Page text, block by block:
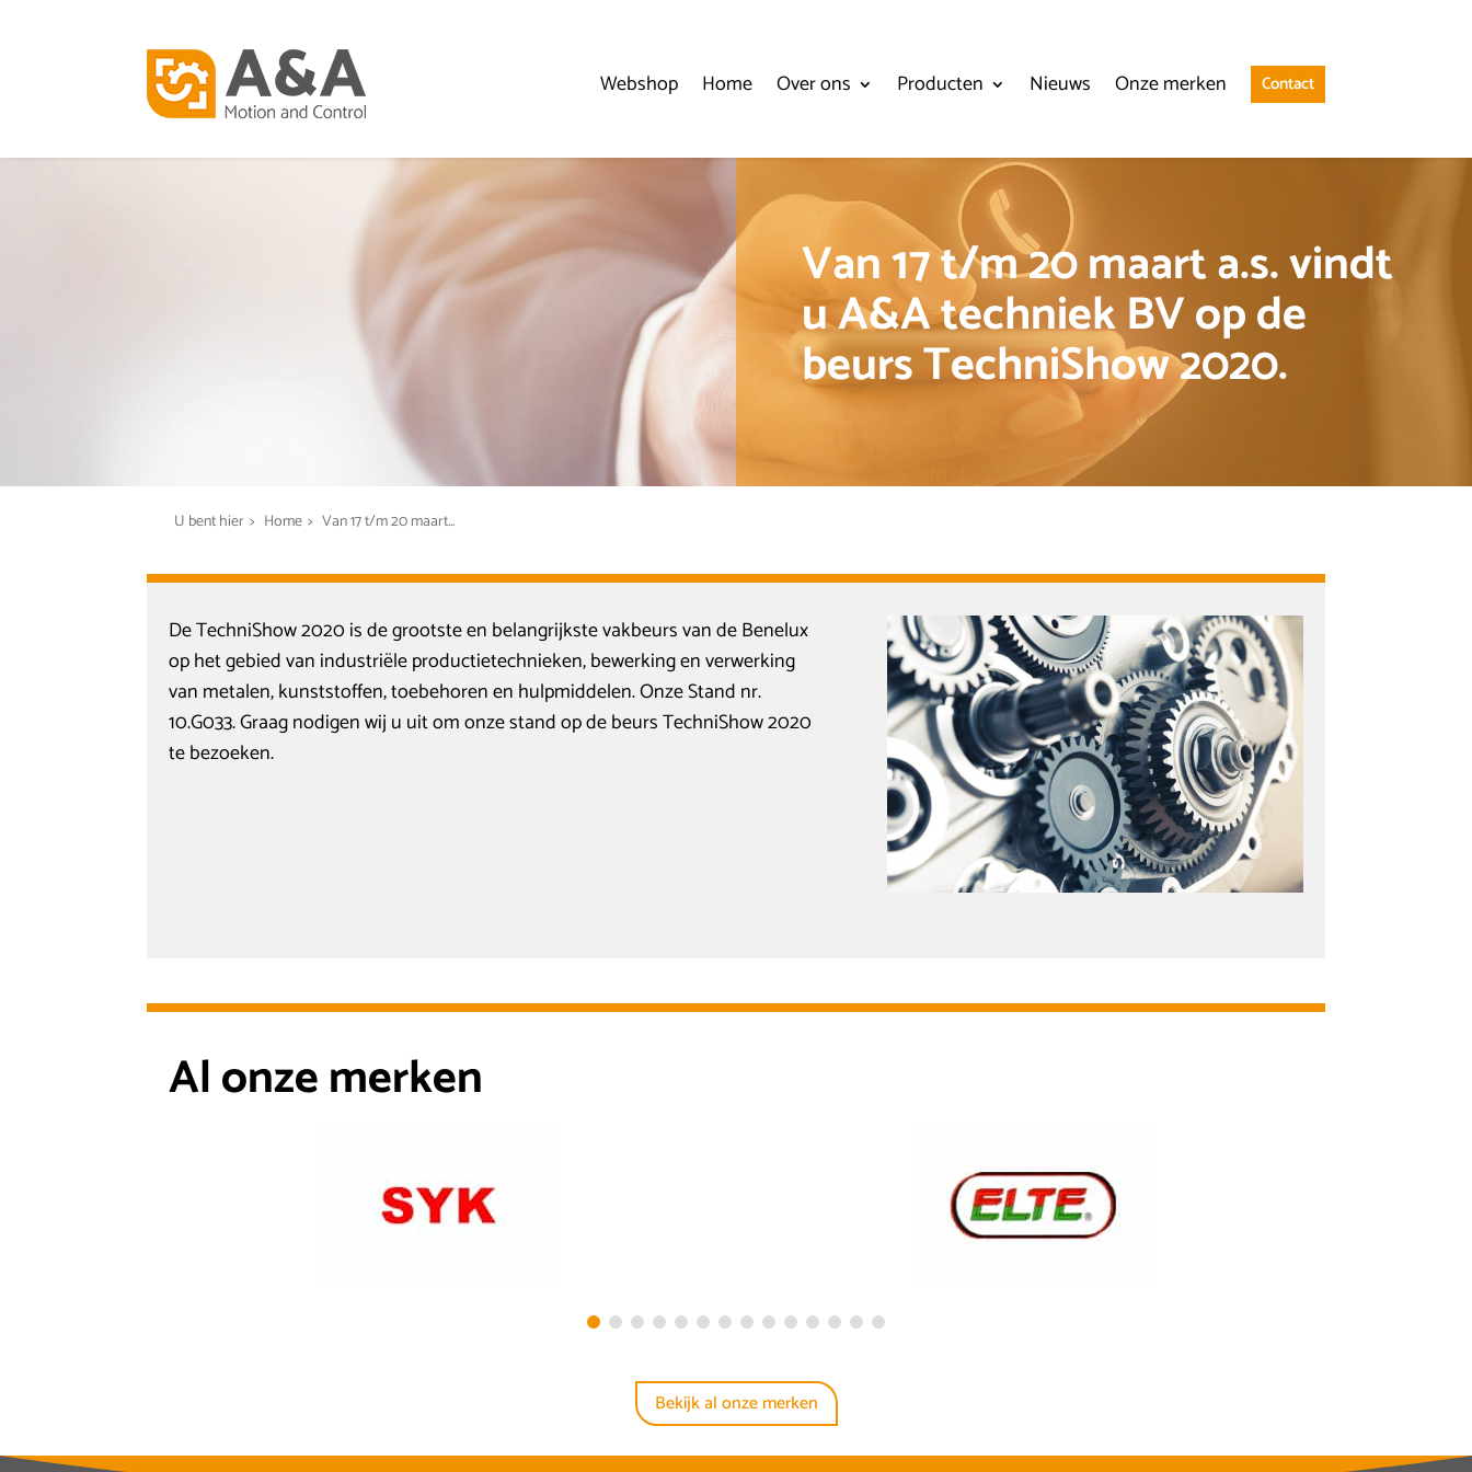
Webshop Home Over ons Producten Nieuws Onze merken Contact
Van 17 t/m 20 maart a.s. vindt
u A&A techniek BV op de
beurs TechniShow 2020.
U bent hier > Home > Van 17 t/m 20 maart...
De TechniShow 2020 is de grootste en belangrijkste vakbeurs van de Benelux
op het gebied van industriële productietechnieken, bewerking en verwerking
van metalen, kunststoffen, toebehoren en hulpmiddelen. Onze Stand nr.
10.G033. Graag nodigen wij u uit om onze stand op de beurs TechniShow 2020
te bezoeken.
Al onze merken
Bekijk al onze merken